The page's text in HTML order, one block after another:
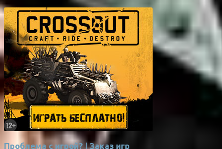
Проблема с игрой? | Заказ игр